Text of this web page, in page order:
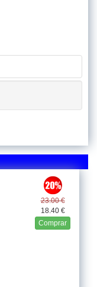
23.00 €
18.40 €
Comprar